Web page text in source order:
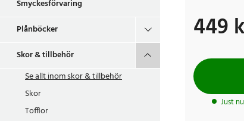
Smyckesförvaring
Plånböcker
Skor & tillbehör
Se allt inomskor & tillbehör
Skor
Tofflor
Pris :449 kr
449
Just